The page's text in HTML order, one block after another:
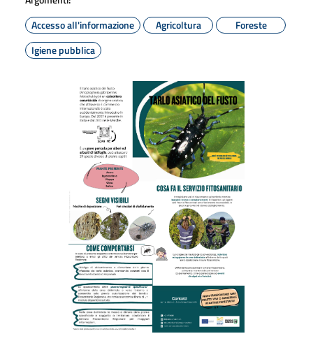
Accesso all'informazione
Agricoltura
Foreste
Igiene pubblica